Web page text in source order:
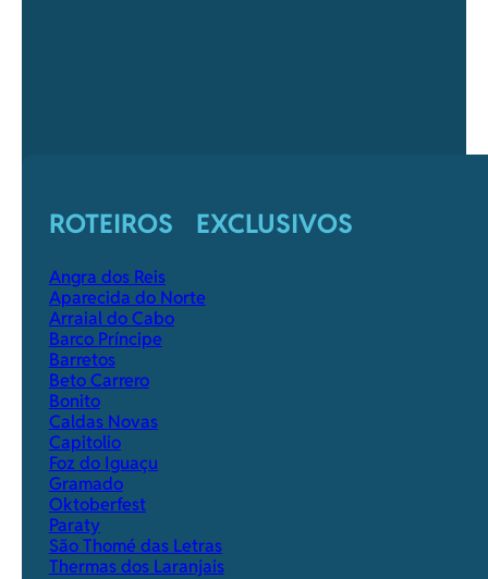
ROTEIROS EXCLUSIVOS
Angra dos Reis
Aparecida do Norte
Arraial do Cabo
Barco Príncipe
Barretos
Beto Carrero
Bonito
Caldas Novas
Capitolio
Foz do Iguaçu
Gramado
Oktoberfest
Paraty
São Thomé das Letras
Thermas dos Laranjais